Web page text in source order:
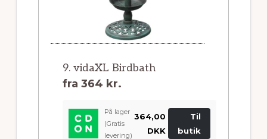
9. vidaXL Birdbath
fra 364 kr.
På lager
(Gratis
levering)
364,00
DKK
Til
butik